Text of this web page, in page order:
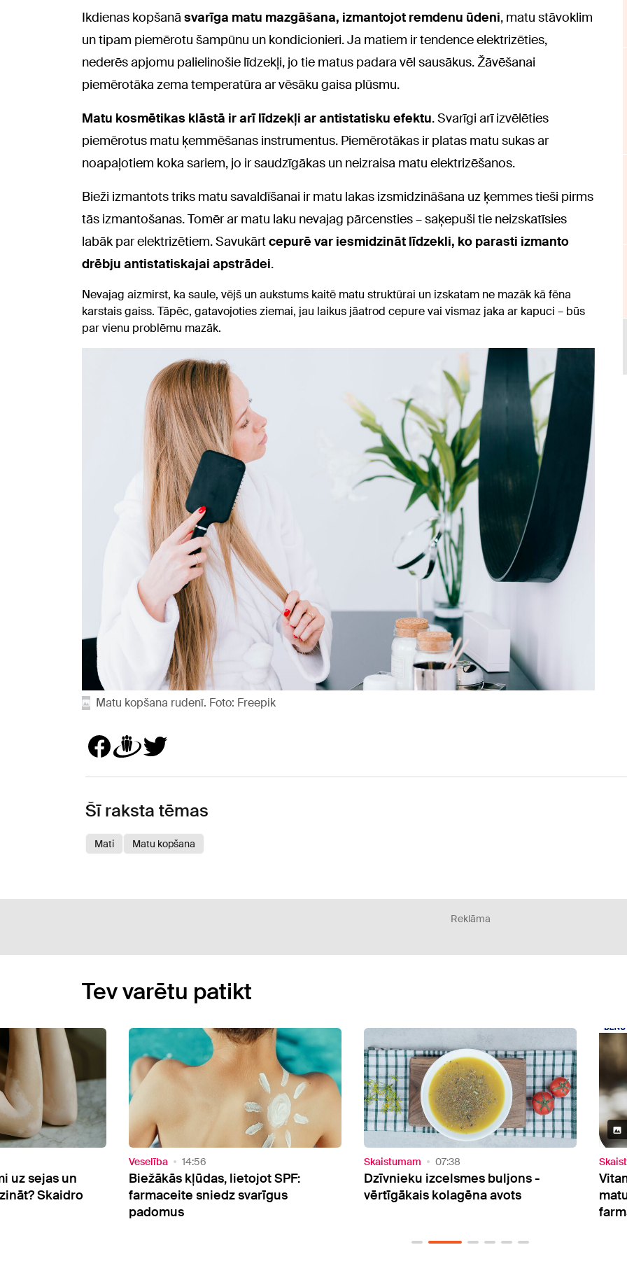
Ikdienas kopšanā svarīga matu mazgāšana, izmantojot remdenu ūdeni, matu stāvoklim
un tipam piemērotu šampūnu un kondicionieri. Ja matiem ir tendence elektrizēties,
nederēs apjomu palielinošie līdzekļi, jo tie matus padara vēl sausākus. Žāvēšanai
piemērotāka zema temperatūra ar vēsāku gaisa plūsmu.
Matu kosmētikas klāstā ir arī līdzekļi ar antistatisku efektu. Svarīgi arī izvēlēties
piemērotus matu ķemmēšanas instrumentus. Piemērotākas ir platas matu sukas ar
noapaļotiem koka sariem, jo ir saudzīgākas un neizraisa matu elektrizēšanos.
Bieži izmantots triks matu savaldīšanai ir matu lakas izsmidzināšana uz ķemmes tieši pirms
tās izmantošanas. Tomēr ar matu laku nevajag pārcensties – saķepuši tie neizskatīsies
labāk par elektrizētiem. Savukārtcepurē var iesmidzināt līdzekli, ko parasti izmanto
drēbju antistatiskajai apstrādei.
Nevajag aizmirst, ka saule, vējš un aukstums kaitē matu struktūrai un izskatam ne mazāk kā fēna
karstais gaiss. Tāpēc, gatavojoties ziemai, jau laikus jāatrod cepure vai vismaz jaka ar kapuci – būs
par vienu problēmu mazāk.
Matu kopšana rudenī. Foto: Freepik
Šī raksta tēmas
Mati Matu kopšana
Reklāma
Tev varētu patikt
SPF:
Skaistumam 07:38
Dzīvnieku izcelsmes buljons -
vērtīgākais kolagēna avots
2 Attēli
Skaistumam 16:31
Vitamīni un minerālvielas ādas un
matu skaistumam – konsultē
Viss